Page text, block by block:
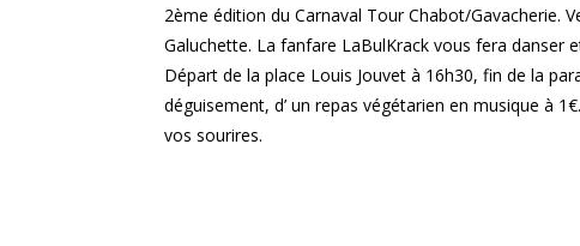
2ème édition du Carnaval Tour Chabot/Gavacherie.
Galuchette. La fanfare LaBulKrack vous fera danser
Départ de la place Louis Jouvet à 16h30, fin de la
déguisement, d’ un repas végétarien en musique à
vos sourires.